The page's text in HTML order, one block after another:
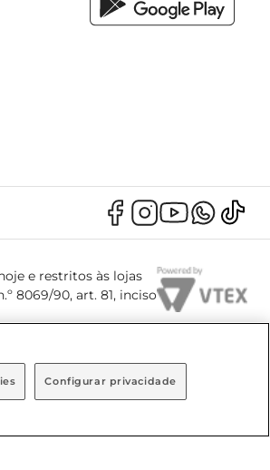
e restritos às lojas
8069/90, art. 81, inciso
Configurar privacidade